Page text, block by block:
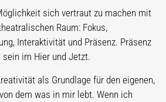
sich vertraut zu machen mit
Raum: Fokus,
Interaktivität und Präsenz. Präsenz
sein im Hier und Jetzt.
als Grundlage für den eigenen,
dem was in mir lebt. Wenn ich